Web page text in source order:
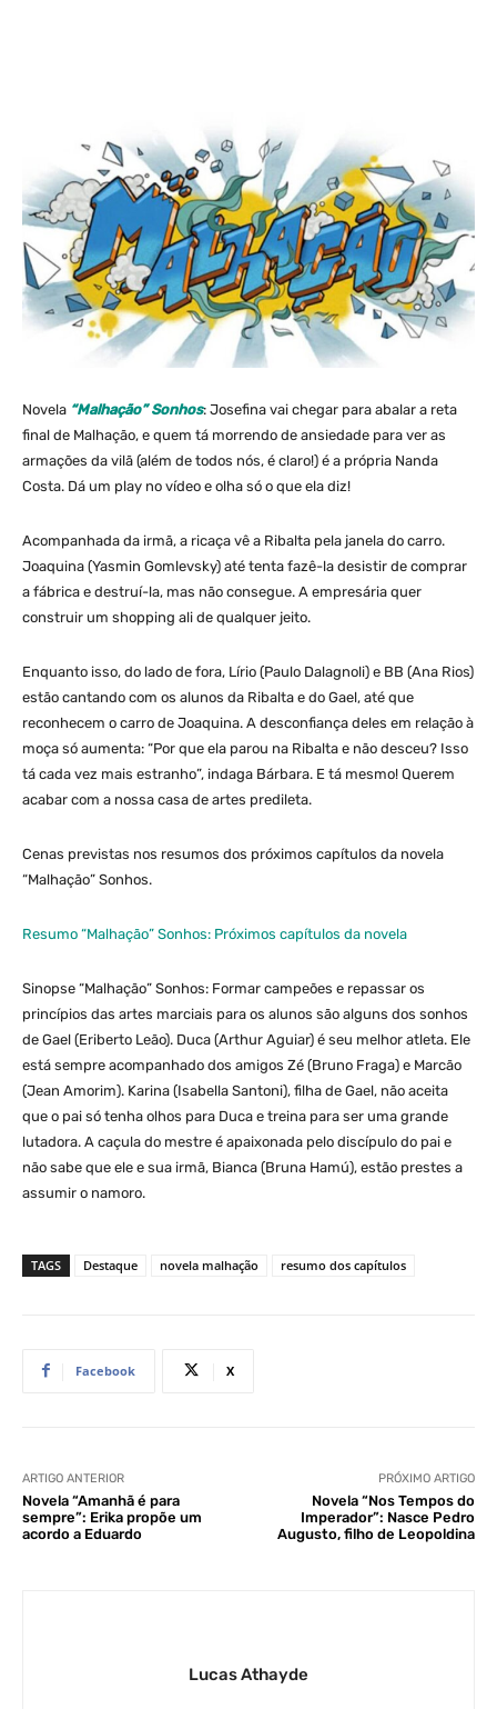
Novela “Malhação” Sonhos: Josefina vai chegar para abalar a reta
final de Malhação, e quem tá morrendo de ansiedade para ver as
armações da vilã (além de todos nós, é claro!) é a própria Nanda
Costa. Dá um play no vídeo e olha só o que ela diz!
Acompanhada da irmã, a ricaça vê a Ribalta pela janela do carro.
Joaquina (Yasmin Gomlevsky) até tenta fazê-la desistir de comprar
a fábrica e destruí-la, mas não consegue. A empresária quer
construir um shopping ali de qualquer jeito.
Enquanto isso, do lado de fora, Lírio (Paulo Dalagnoli) e BB (Ana Rios)
estão cantando com os alunos da Ribalta e do Gael, até que
reconhecem o carro de Joaquina. A desconfiança deles em relação à
moça só aumenta: “Por que ela parou na Ribalta e não desceu? Isso
tá cada vez mais estranho”, indaga Bárbara. E tá mesmo! Querem
acabar com a nossa casa de artes predileta.
Cenas previstas nos resumos dos próximos capítulos da novela
“Malhação” Sonhos.
Resumo “Malhação” Sonhos: Próximos capítulos da novela
Sinopse “Malhação” Sonhos: Formar campeões e repassar os
princípios das artes marciais para os alunos são alguns dos sonhos
de Gael (Eriberto Leão). Duca (Arthur Aguiar) é seu melhor atleta. Ele
está sempre acompanhado dos amigos Zé (Bruno Fraga) e Marcão
(Jean Amorim). Karina (Isabella Santoni), filha de Gael, não aceita
que o pai só tenha olhos para Duca e treina para ser uma grande
lutadora. A caçula do mestre é apaixonada pelo discípulo do pai e
não sabe que ele e sua irmã, Bianca (Bruna Hamú), estão prestes a
assumir o namoro.
TAGS Destaque novela malhação resumo dos capítulos
Facebook X
ARTIGO ANTERIOR
Novela “Amanhã é para
sempre”: Erika propõe um
acordo a Eduardo
PRÓXIMO ARTIGO
Novela “Nos Tempos do
Imperador”: Nasce Pedro
Augusto, filho de Leopoldina
Lucas Athayde